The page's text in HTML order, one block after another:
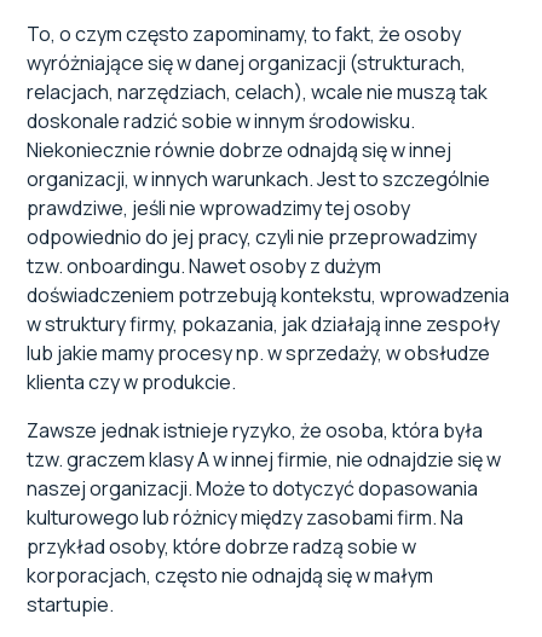
To, o czym często zapominamy, to fakt, że osoby
wyróżniające się w danej organizacji (strukturach,
relacjach, narzędziach, celach), wcale nie muszą tak
doskonale radzić sobie w innym środowisku.
Niekoniecznie równie dobrze odnajdą się w innej
organizacji, w innych warunkach. Jest to szczególnie
prawdziwe, jeśli nie wprowadzimy tej osoby
odpowiednio do jej pracy, czyli nie przeprowadzimy
tzw. onboardingu. Nawet osoby z dużym
doświadczeniem potrzebują kontekstu, wprowadzenia
w struktury firmy, pokazania, jak działają inne zespoły
lub jakie mamy procesy np. w sprzedaży, w obsłudze
klienta czy w produkcie.
Zawsze jednak istnieje ryzyko, że osoba, która była
tzw. graczem klasy A w innej firmie, nie odnajdzie się w
naszej organizacji. Może to dotyczyć dopasowania
kulturowego lub różnicy między zasobami firm. Na
przykład osoby, które dobrze radzą sobie w
korporacjach, często nie odnajdą się w małym
startupie.